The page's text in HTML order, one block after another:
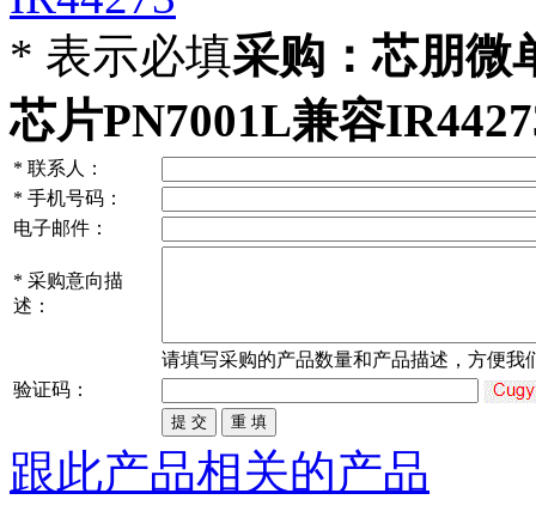
* 表示必填采购：芯朋微
芯片PN7001L兼容
* 联系人：
* 手机号码：
电子邮件：
* 采购意向描
述：
请填写采购的产品数量和产品描述，方便我
验证码：
跟此产品相关的产品